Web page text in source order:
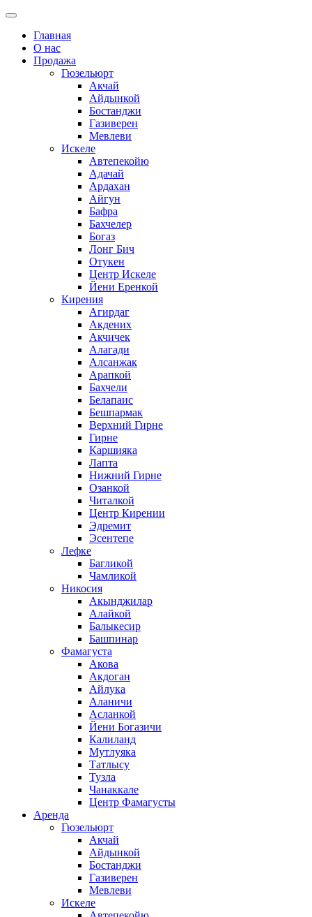
Главная
О нас
Продажа
Гюзельюрт
Акчай
Айдынкой
Бостанджи
Газиверен
Мевлеви
Искеле
Автепекойю
Адачай
Ардахан
Айгун
Бафра
Бахчелер
Богаз
Лонг Бич
Отукен
Центр Искеле
Йени Еренкой
Кирения
Агирдаг
Акдених
Акчичек
Алагади
Алсанжак
Арапкой
Бахчели
Белапаис
Бешпармак
Верхний Гирне
Гирне
Каршияка
Лапта
Нижний Гирне
Озанкой
Читалкой
Центр Кирении
Эдремит
Эсентепе
Лефке
Багликой
Чамликой
Никосия
Акынджилар
Алайкой
Балыкесир
Башпинар
Фамагуста
Акова
Акдоган
Айлука
Аланичи
Асланкой
Йени Богазичи
Калиланд
Мутлуяка
Татлысу
Тузла
Чанаккале
Центр Фамагусты
Аренда
Гюзельюрт
Акчай
Айдынкой
Бостанджи
Газиверен
Мевлеви
Искеле